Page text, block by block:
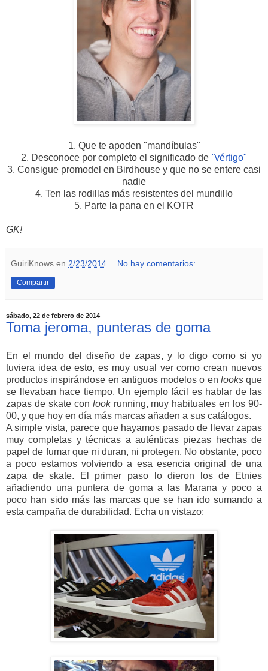
1. Que te apoden "mandíbulas"
2. Desconoce por completo el significado de "vértigo"
3. Consigue promodel en Birdhouse y que no se entere casi
nadie
4. Ten las rodillas más resistentes del mundillo
5. Parte la pana en el KOTR
GK!
GuiriKnows en 2/23/2014 No hay comentarios:
Compartir
sábado, 22 de febrero de 2014
Toma jeroma, punteras de goma
En el mundo del diseño de zapas, y lo digo como si yo
tuviera idea de esto, es muy usual ver como crean nuevos
productos inspirándose en antiguos modelos o en looksque
se llevaban hace tiempo. Un ejemplo fácil es hablar de las
zapas de skate con lookrunning, muy habituales en los 90-
00, y que hoy en día más marcas añaden a sus catálogos.
A simple vista, parece que hayamos pasado de llevar zapas
muy completas y técnicas a auténticas piezas hechas de
papel de fumar que ni duran, ni protegen. No obstante, poco
a poco estamos volviendo a esa esencia original de una
zapa de skate. El primer paso lo dieron los de Etnies
añadiendo una puntera de goma a las Marana y poco a
poco han sido más las marcas que se han ido sumando a
esta campaña de durabilidad. Echa un vistazo: